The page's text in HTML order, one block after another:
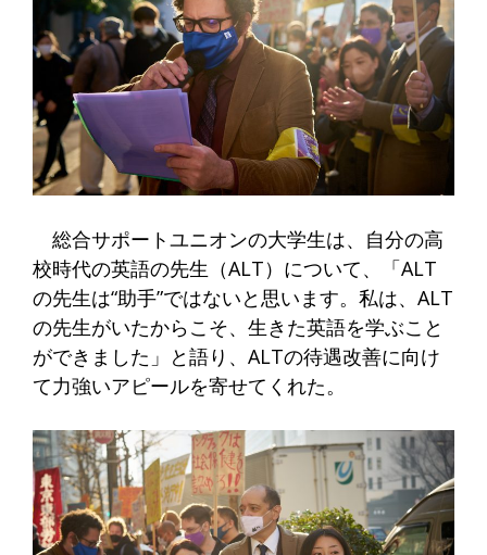
総合サポートユニオンの大学生は、自分の高
校時代の英語の先生（ALT）について、「ALT
の先生は“助手”ではないと思います。私は、ALT
の先生がいたからこそ、生きた英語を学ぶこと
ができました」と語り、ALTの待遇改善に向け
て力強いアピールを寄せてくれた。